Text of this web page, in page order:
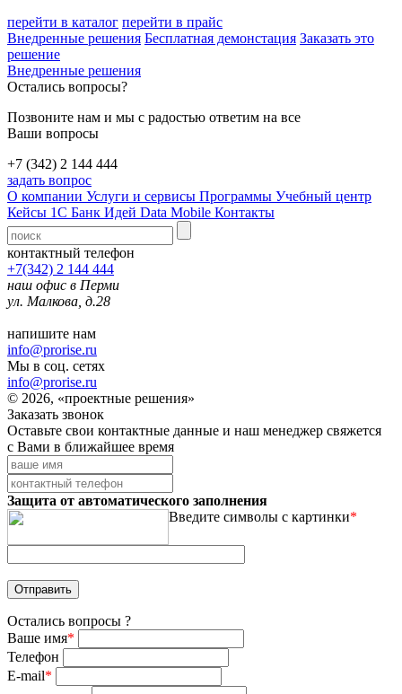
перейти в каталог перейти в прайс
Внедренные решения Бесплатная демонстация Заказать это
решение
Внедренные решения
Остались вопросы?
Позвоните нам и мы с радостью ответим на все
Ваши вопросы
+7 (342) 2 144 444
задать вопрос
О компании Услуги и сервисы Программы Учебный центр
Кейсы 1С Банк Идей Data Mobile Контакты
контактный телефон
+7(342) 2 144 444
наш офис в Перми
ул. Малкова, д.28
напишите нам
info@prorise.ru
Мы в соц. сетях
info@prorise.ru
© 2026, «проектные решения»
Заказать звонок
Оставьте свои контактные данные и наш менеджер свяжется
с Вами в ближайшее время
Защита от автоматического заполнения
Введите символы с картинки*
Остались вопросы ?
Ваше имя*
Телефон
E-mail*